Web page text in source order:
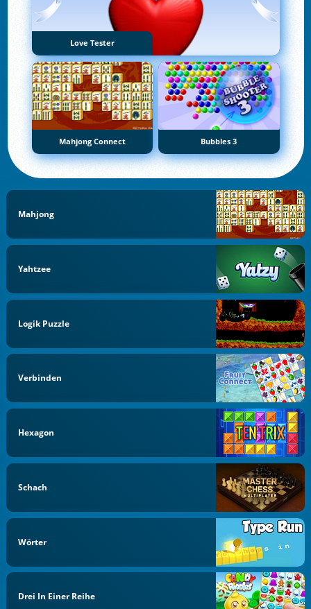
Love Tester
Mahjong Connect Bubbles 3
Mahjong
Yahtzee
Logik Puzzle
Verbinden
Hexagon
Schach
Wörter
Drei In Einer Reihe